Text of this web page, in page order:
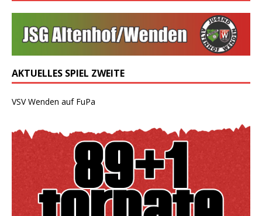
AKTUELLES SPIEL ZWEITE
VSV Wenden auf FuPa